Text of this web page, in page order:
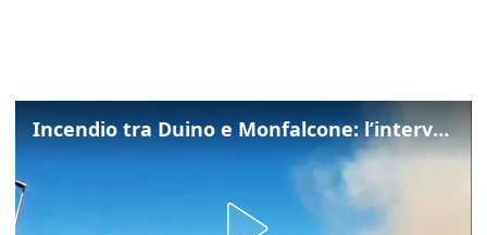
Incendio tra Duino e Monfalcone: l’intervento dei vigili del fuoco